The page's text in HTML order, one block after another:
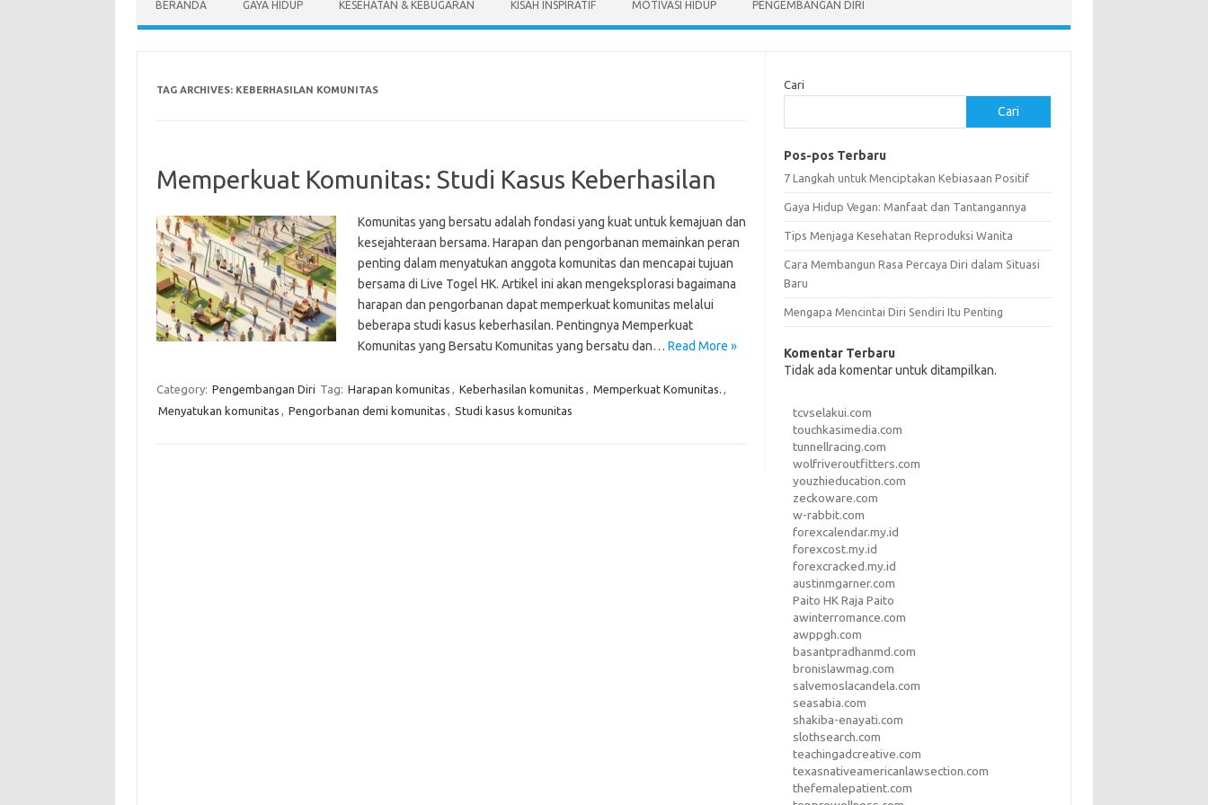
BERANDA GAYA HIDUP KESEHATAN & KEBUGARAN KISAH INSPIRATIF MOTIVASI HIDUP PENGEMBANGAN DIRI
TAG ARCHIVES: KEBERHASILAN KOMUNITAS
Memperkuat Komunitas: Studi Kasus Keberhasilan
Komunitas yang bersatu adalah fondasi yang kuat untuk kemajuan dan
kesejahteraan bersama. Harapan dan pengorbanan memainkan peran
penting dalam menyatukan anggota komunitas dan mencapai tujuan
bersama di Live Togel HK. Artikel ini akan mengeksplorasi bagaimana
harapan dan pengorbanan dapat memperkuat komunitas melalui
beberapa studi kasus keberhasilan. Pentingnya Memperkuat
Komunitas yang Bersatu Komunitas yang bersatu dan… Read More »
Category: Pengembangan Diri Tag: Harapan komunitas , Keberhasilan komunitas , Memperkuat Komunitas. ,
Menyatukan komunitas , Pengorbanan demi komunitas , Studi kasus komunitas
Cari
Cari
Pos-pos Terbaru
7 Langkah untuk Menciptakan Kebiasaan Positif
Gaya Hidup Vegan: Manfaat dan Tantangannya
Tips Menjaga Kesehatan Reproduksi Wanita
Cara Membangun Rasa Percaya Diri dalam Situasi
Baru
Mengapa Mencintai Diri Sendiri Itu Penting
Komentar Terbaru
Tidak ada komentar untuk ditampilkan.
tcvselakui.com
touchkasimedia.com
tunnellracing.com
wolfriveroutfitters.com
youzhieducation.com
zeckoware.com
w-rabbit.com
forexcalendar.my.id
forexcost.my.id
forexcracked.my.id
austinmgarner.com
Paito HK Raja Paito
awinterromance.com
awppgh.com
basantpradhanmd.com
bronislawmag.com
salvemoslacandela.com
seasabia.com
shakiba-enayati.com
slothsearch.com
teachingadcreative.com
texasnativeamericanlawsection.com
thefemalepatient.com